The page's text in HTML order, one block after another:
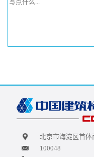
北京市海淀区首
100048